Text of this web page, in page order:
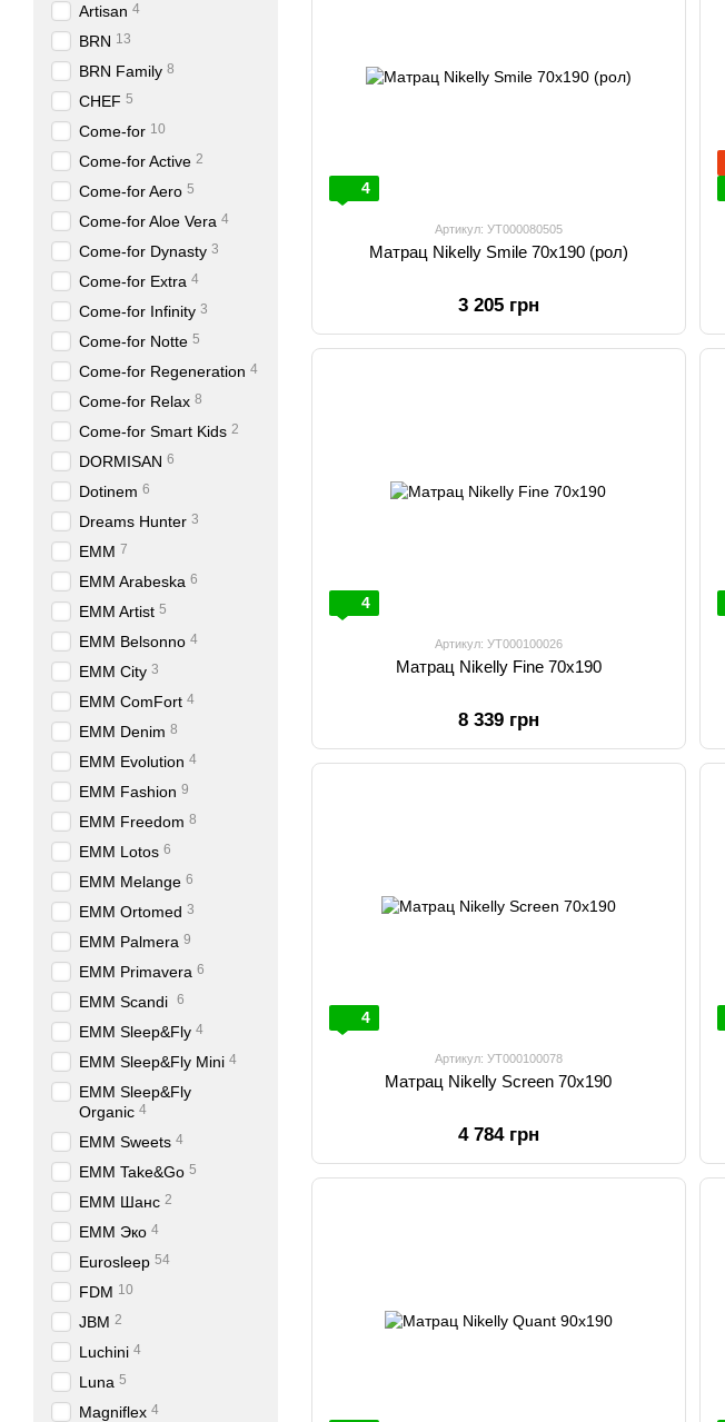
4
Артикул: УТ000080505
Матрац Nikelly Smile 70х190 (рол)
3 205 грн
4
Артикул: УТ000100026
Матрац Nikelly Fine 70х190
8 339 грн
4
Артикул: УТ000100078
Матрац Nikelly Screen 70х190
4 784 грн
Artisan 4
BRN 13
BRN Family 8
CHEF 5
Come-for 10
Come-for Active 2
Come-for Aero 5
Come-for Aloe Vera 4
Come-for Dynasty 3
Come-for Extra 4
Come-for Infinity 3
Come-for Notte 5
Come-for Regeneration 4
Come-for Relax 8
Come-for Smart Kids 2
DORMISAN 6
Dotinem 6
Dreams Hunter 3
EMM 7
EMM Arabeska 6
EMM Artist 5
EMM Belsonno 4
EMM City 3
EMM ComFort 4
EMM Denim 8
EMM Evolution 4
EMM Fashion 9
EMM Freedom 8
EMM Lotos 6
EMM Melange 6
EMM Ortomed 3
EMM Palmera 9
EMM Primavera 6
EMM Scandi 6
EMM Sleep&Fly 4
EMM Sleep&Fly Mini 4
EMM Sleep&Fly
Organic 4
EMM Sweets 4
EMM Take&Go 5
EMM Шанс 2
EMM Эко 4
Eurosleep 54
FDM 10
JBM 2
Luchini 4
Luna 5
Magniflex 4